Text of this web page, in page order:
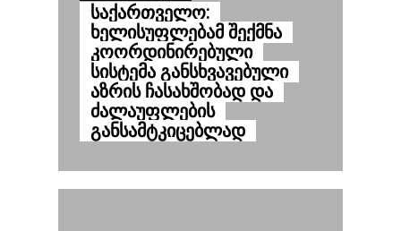
საქართველო:
ხელისუფლებამ შექმნა
კოორდინირებული
სისტემა განსხვავებული
აზრის ჩასახშობად და
ძალაუფლების
განსამტკიცებლად